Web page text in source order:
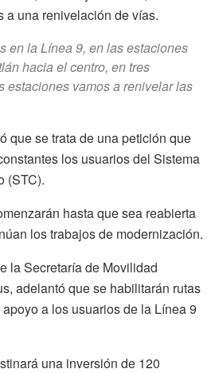
a una renivelación de vías.
en la Línea 9, en las estaciones
hacia el centro, en tres
estaciones vamos a renivelar las
que se trata de una petición que
los usuarios del Sistema
(STC).
hasta que sea reabierta
los trabajos de modernización.
la Secretaría de Movilidad
adelantó que se habilitarán rutas
a los usuarios de la Línea 9
una inversión de 120